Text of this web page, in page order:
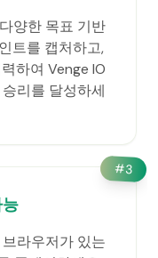
양한 목표 기반
트를 캡처하고,
하여 Venge IO
리를 달성하세
#3
라우저가 있는